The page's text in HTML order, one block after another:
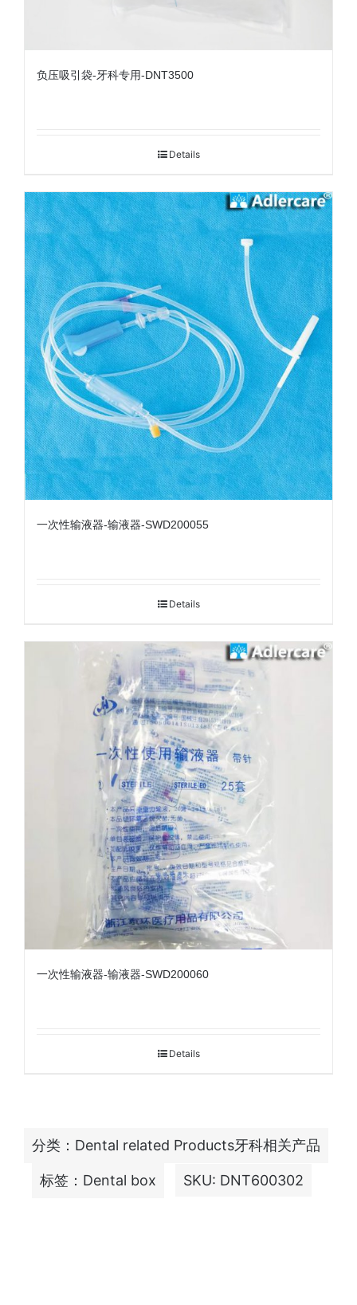
负压吸引袋-牙科专用-DNT3500
Details
一次性输液器-输液器-SWD200055
Details
一次性输液器-输液器-SWD200060
Details
分类： Dental related Products牙科相关产品
标签： Dental box SKU: DNT600302